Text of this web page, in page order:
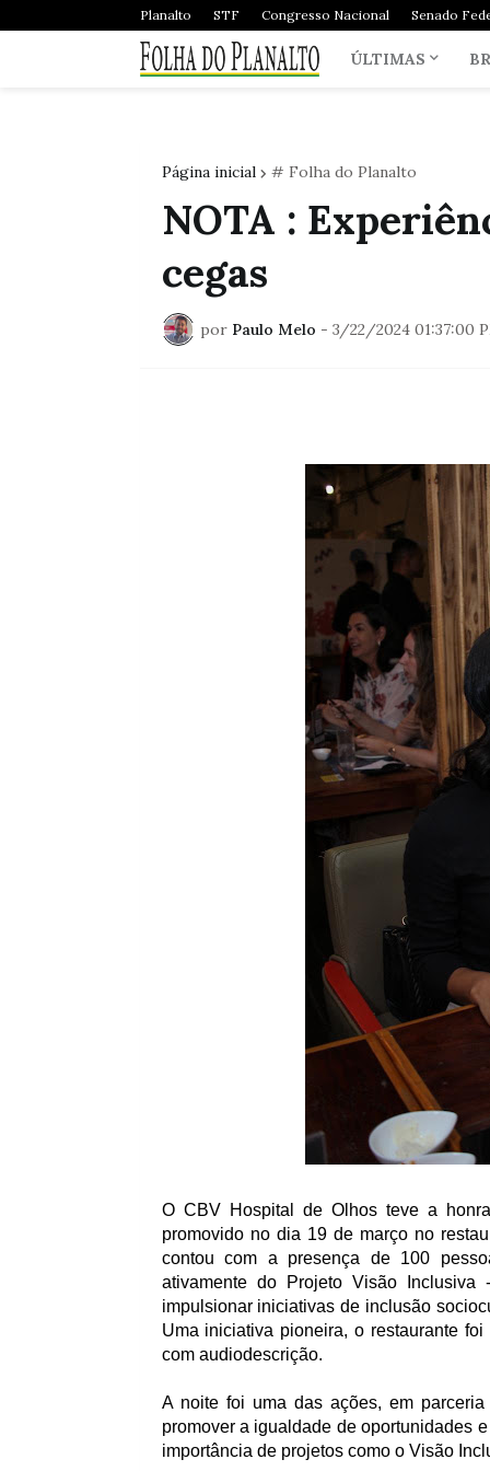
Planalto STF Congresso Nacional Senado
ÚLTIMAS
Página inicial # Folha do Planalto
NOTA :
cegas
por Paulo Melo - 3/22/2024 01:37:00
O CBV Hospital de Olhos teve a
promovido no dia 19 de março no
contou com a presença de 100
ativamente do Projeto Visão
impulsionar iniciativas de inclusão
Uma iniciativa pioneira, o restaurante
com audiodescrição.
A noite foi uma das ações, em
promover a igualdade de oportunidades
importância de projetos como o Visão